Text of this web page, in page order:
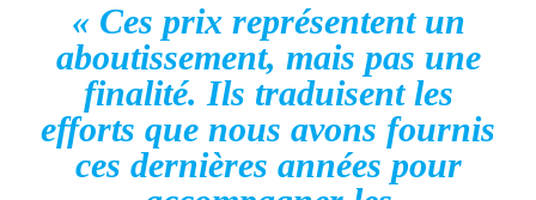
« Ces prix représentent un
aboutissement, mais pas une
finalité. Ils traduisent les
efforts que nous avons fournis
ces dernières années pour